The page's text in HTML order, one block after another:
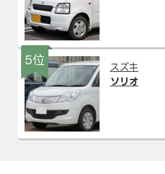
5位
スズキ
ソリオ